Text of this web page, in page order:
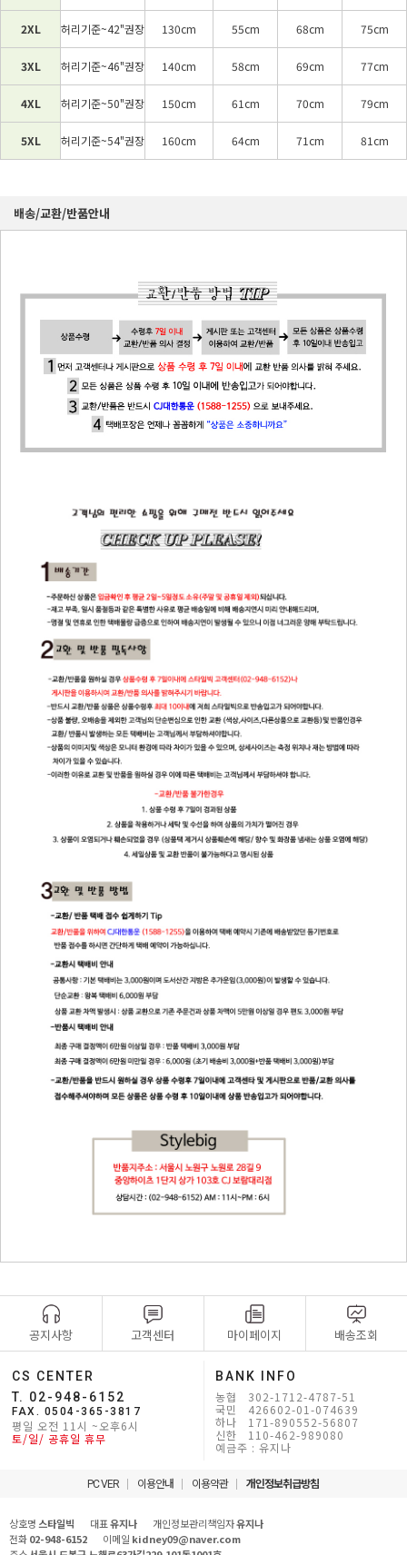
2XL 허리기준~42"권장 130cm 55cm 68cm 75cm
3XL 허리기준~46"권장 140cm 58cm 69cm 77cm
4XL 허리기준~50"권장 150cm 61cm 70cm 79cm
5XL 허리기준~54"권장 160cm 64cm 71cm 81cm
배송/교환/반품안내
공지사항 고객센터 마이페이지 배송조회
CS CENTER
T. 02-948-6152
FAX. 0504-365-3817
평일 오전 11시 ~오후6시
토/일/ 공휴일 휴무
BANK INFO
농협 302-1712-4787-51
국민 426602-01-074639
하나 171-890552-56807
신한 110-462-989080
예금주 : 유지나
PC VER 이용안내 이용약관 개인정보취급방침
상호명 스타일빅 대표유지나 개인정보관리책임자유지나
전화02-948-6152 이메일 kidney09@naver.com